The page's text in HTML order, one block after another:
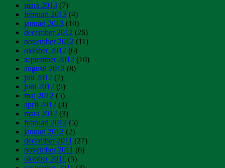
mars 2013 (7)
februari 2013 (4)
januari 2013 (10)
december 2012 (26)
november 2012 (11)
oktober 2012 (6)
september 2012 (10)
augusti 2012 (8)
juli 2012 (7)
juni 2012 (5)
maj 2012 (5)
april 2012 (4)
mars 2012 (3)
februari 2012 (5)
januari 2012 (2)
december 2011 (27)
november 2011 (6)
oktober 2011 (5)